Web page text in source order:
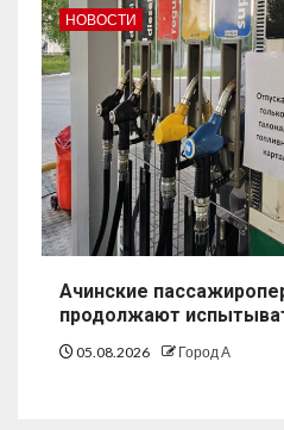
НОВОСТИ
Ачинские
продолжают
05.08.2026 Город А